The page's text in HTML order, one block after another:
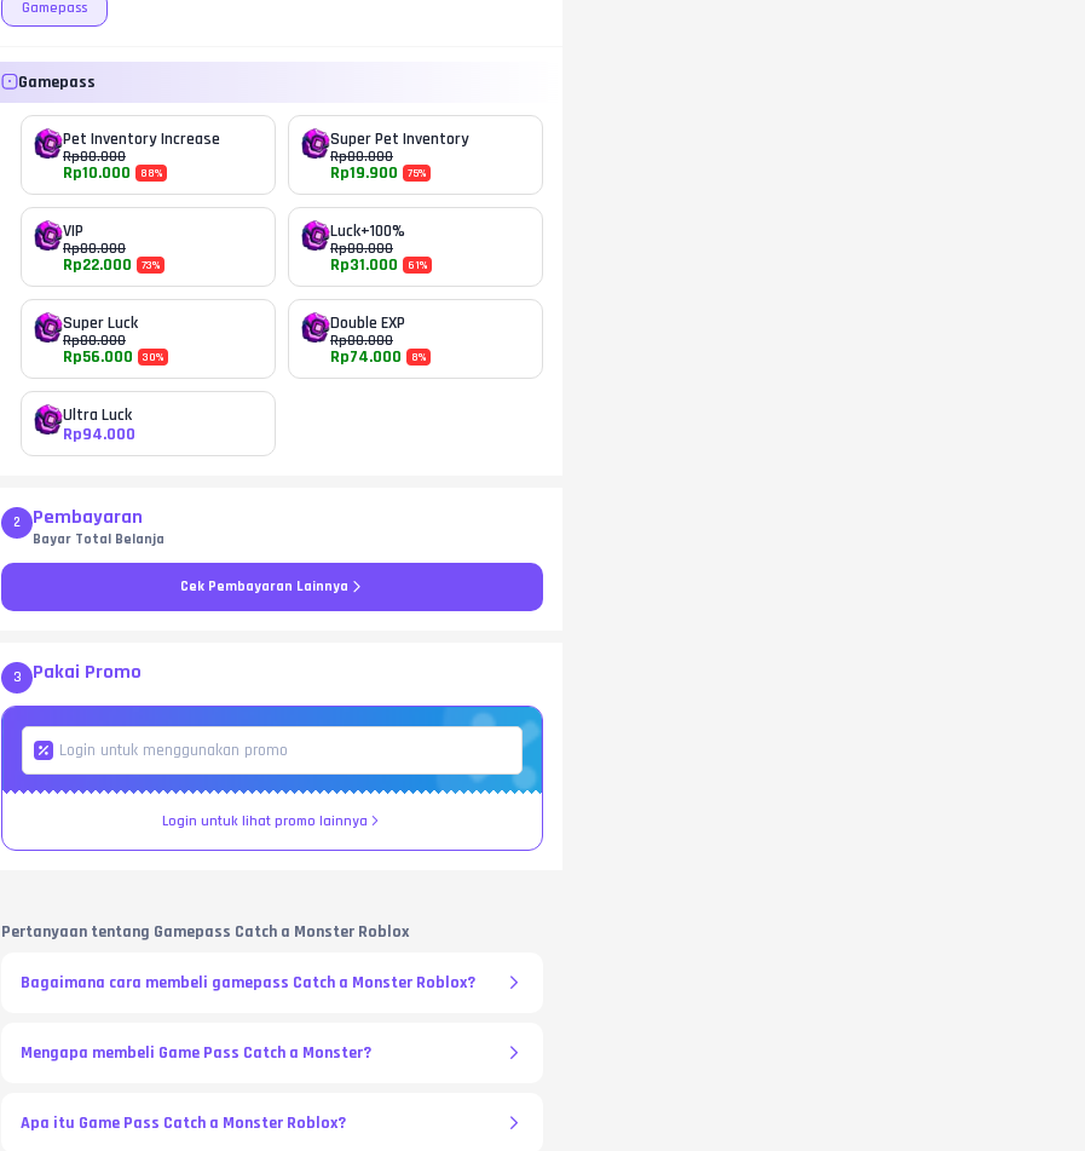
Gamepass
Gamepass
Pet Inventory Increase
Rp80.000
Rp10.000 88%
Super Pet Inventory
Rp80.000
Rp19.900 75%
VIP
Rp80.000
Rp22.000 73%
Luck+100%
Rp80.000
Rp31.000 61%
Super Luck
Rp80.000
Rp56.000 30%
Double EXP
Rp80.000
Rp74.000 8%
Ultra Luck
Rp94.000
2 Pembayaran
Bayar Total Belanja
Cek Pembayaran Lainnya
3 Pakai Promo
Login untuk lihat promo lainnya
Pertanyaan tentang Gamepass Catch a Monster Roblox
Bagaimana cara membeli gamepass Catch a Monster Roblox?
Mengapa membeli Game Pass Catch a Monster?
Apa itu Game Pass Catch a Monster Roblox?